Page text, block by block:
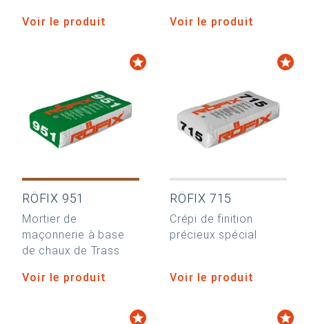
Voir le produit Voir le produit
RÖFIX 951
Mortier de
maçonnerie à base
de chaux de Trass
Voir le produit
RÖFIX 715
Crépi de finition
précieux spécial
Voir le produit